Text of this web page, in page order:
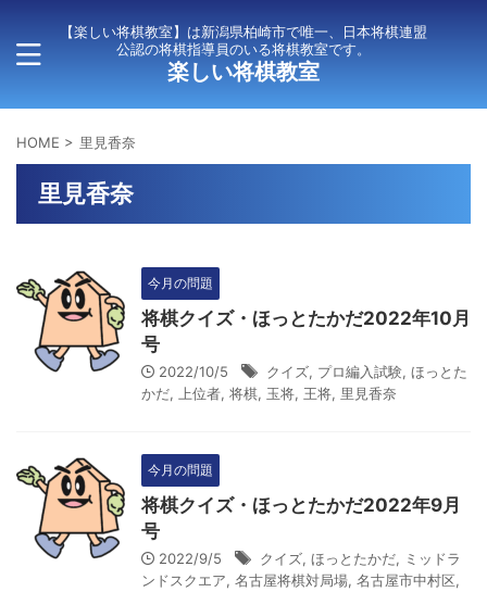
【楽しい将棋教室】は新潟県柏崎市で唯一、日本将棋連盟
公認の将棋指導員のいる将棋教室です。
楽しい将棋教室
HOME > 里見香奈
里見香奈
今月の問題
将棋クイズ・ほっとたかだ2022年10月
号
2022/10/5 クイズ, プロ編入試験, ほっとた
かだ, 上位者, 将棋, 玉将, 王将, 里見香奈
今月の問題
将棋クイズ・ほっとたかだ2022年9月
号
2022/9/5 クイズ, ほっとたかだ, ミッドラ
ンドスクエア, 名古屋将棋対局場, 名古屋市中村区,